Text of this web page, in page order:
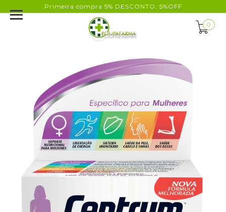
Primeira compra 5% DESCONTO: 5%OFF
0